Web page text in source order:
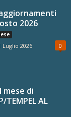
aggiornamenti
2026
Luglio 2026 0
mese di
TEMPEL AL